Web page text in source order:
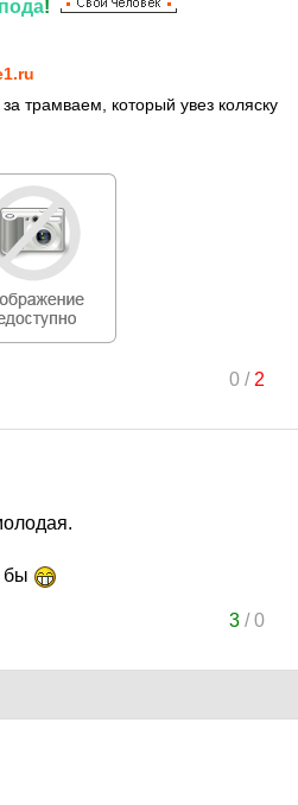
!
трамваем, который увез коляску
0/ 2
бы
3/0